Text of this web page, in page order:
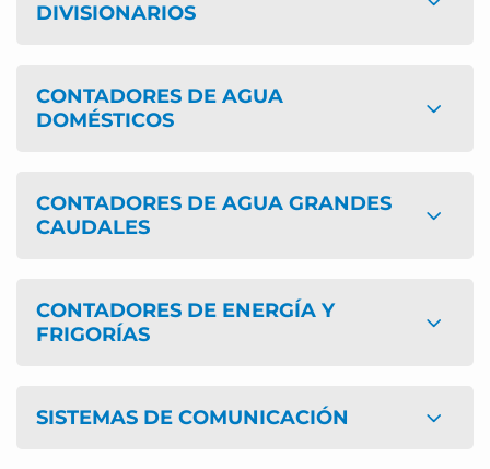
DIVISIONARIOS
CONTADORES DE AGUA
DOMÉSTICOS
CONTADORES DE AGUA GRANDES
CAUDALES
CONTADORES DE ENERGÍA Y
FRIGORÍAS
SISTEMAS DE COMUNICACIÓN